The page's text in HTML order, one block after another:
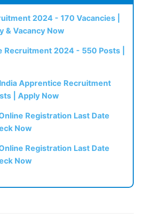
2024 - 170 Vacancies |
& Vacancy Now
Recruitment 2024 - 550 Posts |
Apprentice Recruitment
| Apply Now
Registration Last Date
Now
Registration Last Date
Now